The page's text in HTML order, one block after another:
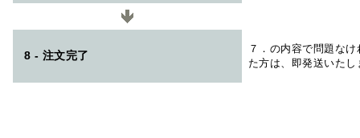
8 - 注文完了
７．の内容で問題な
た方は、即発送いたし